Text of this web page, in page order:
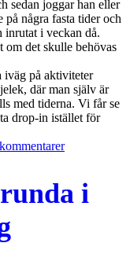
sedan joggar han eller
några fasta tider och
inrutat i veckan då.
om det skulle behövas
iväg på aktiviteter
där man själv är
med tiderna. Vi får se
drop-in istället för
till
i